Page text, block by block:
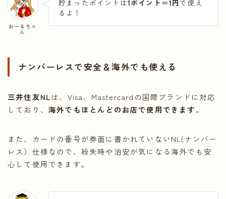
おーるちゃ
ん
貯まったポイントは1ポイント＝1円 で使え
るよ！
ナンバーレスで安全＆海外でも使える
三井住友NLは、Visa、Mastercardの国際ブランドに対応
しており、 海外でもほとんどのお店で使用できます。
また、カードの番号が券面に書かれていないNL(ナンバー
レス）仕様なので、紛失時や治安が気になる海外でも安
心して使用できます。